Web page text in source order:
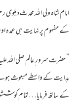
امام شاہ ولی اللہ محد ث
کے مفہوم پرنہایت ہی
” حضرت سرور ِ عالم صلی اللہ
ہدایت کے واسطے مبعوث
کے ساتھ فرمایا…تمام